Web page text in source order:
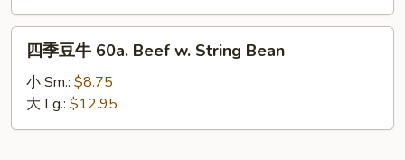
Beef
60a.
四季豆牛 60a. Beef w. String Bean
小 Sm.: $8.75
大 Lg.: $12.95